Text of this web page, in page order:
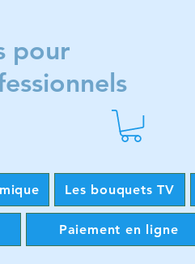
pour
Les bouquets TV
Paiement en ligne